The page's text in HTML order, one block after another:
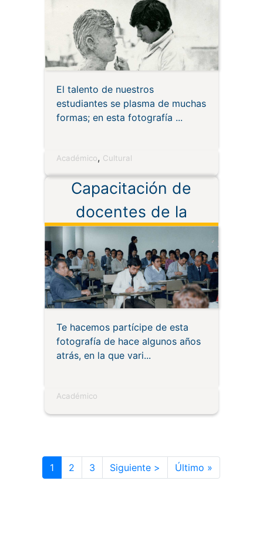
El talento de nuestros
estudiantes se plasma de muchas
formas; en esta fotografía
Académico, Cultural
Capacitación de
docentes de la
modalidad abierta y a
distancia
Te hacemos partícipe de esta
fotografía de hace algunos años
atrás, en la que vari
Académico
Paginación
1 2 3 Siguiente > Siguiente página
Último »